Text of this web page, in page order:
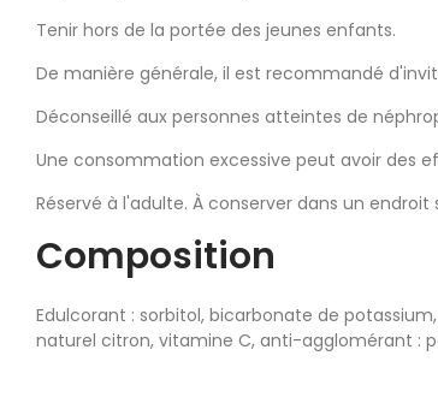
Tenir hors de la portée des jeunes enfants.
De manière générale, il est recommandé
Déconseillé aux personnes atteintes de
Une consommation excessive peut avoir des
Réservé à l'adulte. À conserver dans un
Composition
Edulcorant : sorbitol, bicarbonate de
naturel citron, vitamine C, anti-agglomérant :